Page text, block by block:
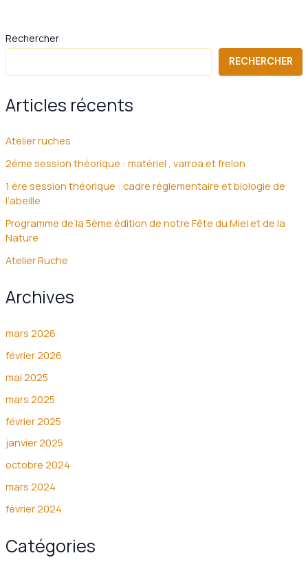
Rechercher
RECHERCHER
Articles récents
Atelier ruches
2éme session théorique : matériel , varroa et frelon
1 ère session théorique : cadre réglementaire et biologie de
l’abeille
Programme de la 5ème édition de notre Fête du Miel et de la
Nature
Atelier Ruche
Archives
mars 2026
février 2026
mai 2025
mars 2025
février 2025
janvier 2025
octobre 2024
mars 2024
février 2024
Catégories